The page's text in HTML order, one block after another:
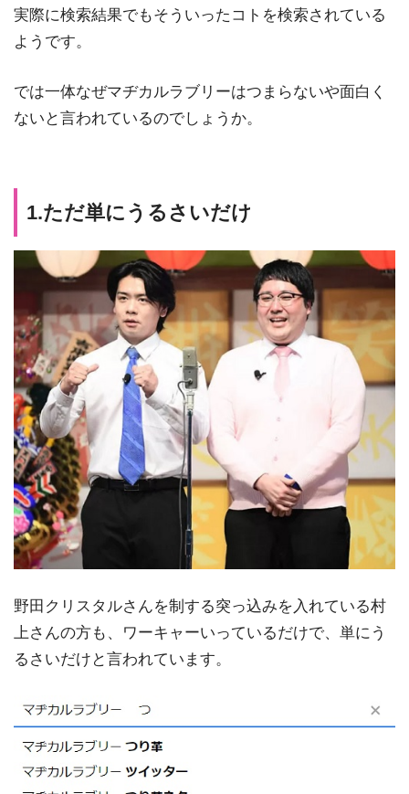
実際に検索結果でもそういったコトを検索されている
ようです。
では一体なぜマヂカルラブリーはつまらないや面白く
ないと言われているのでしょうか。
1.ただ単にうるさいだけ
野田クリスタルさんを制する突っ込みを入れている村
上さんの方も、ワーキャーいっているだけで、単にう
るさいだけと言われています。